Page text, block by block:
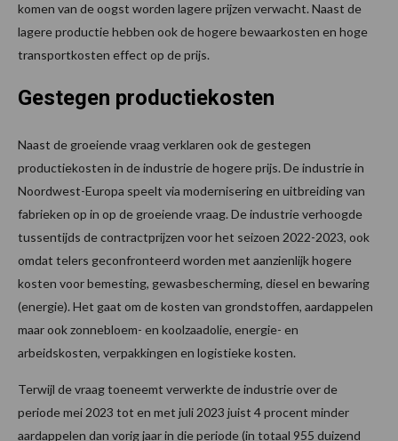
komen van de oogst worden lagere prijzen verwacht. Naast de
lagere productie hebben ook de hogere bewaarkosten en hoge
transportkosten effect op de prijs.
Gestegen productiekosten
Naast de groeiende vraag verklaren ook de gestegen
productiekosten in de industrie de hogere prijs. De industrie in
Noordwest-Europa speelt via modernisering en uitbreiding van
fabrieken op in op de groeiende vraag. De industrie verhoogde
tussentijds de contractprijzen voor het seizoen 2022-2023, ook
omdat telers geconfronteerd worden met aanzienlijk hogere
kosten voor bemesting, gewasbescherming, diesel en bewaring
(energie). Het gaat om de kosten van grondstoffen, aardappelen
maar ook zonnebloem- en koolzaadolie, energie- en
arbeidskosten, verpakkingen en logistieke kosten.
Terwijl de vraag toeneemt verwerkte de industrie over de
periode mei 2023 tot en met juli 2023 juist 4 procent minder
aardappelen dan vorig jaar in die periode (in totaal 955 duizend